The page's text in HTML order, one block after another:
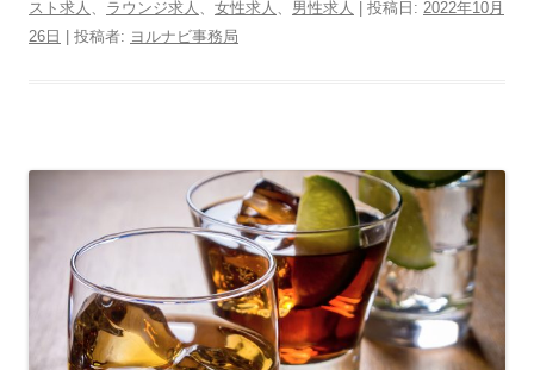
スト求人 、 ラウンジ求人 、 女性求人 、 男性求人 | 投稿日: 2022年10月
26日
投稿者: ヨルナビ事務局